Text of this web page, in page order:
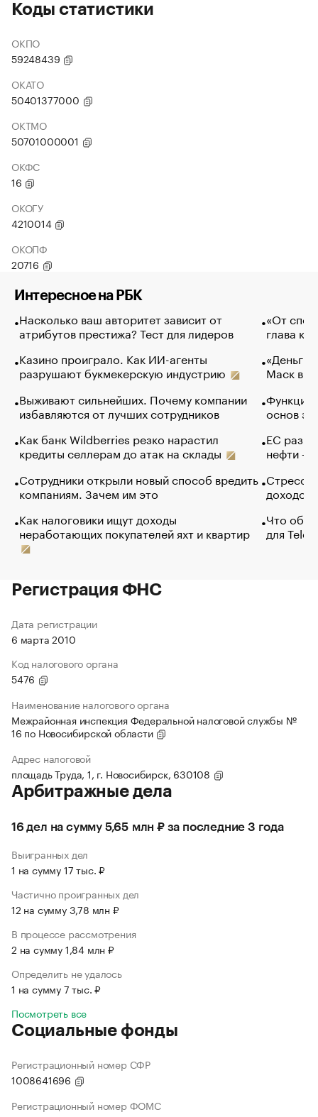
Коды статистики
ОКПО
59248439
ОКАТО
50401377000
ОКТМО
50701000001
ОКФС
16
ОКОГУ
4210014
ОКОПФ
20716
Интересное на РБК
Насколько ваш авторитет зависит от
атрибутов престижа? Тест для лидеров
Казино проиграло. Как ИИ-агенты
разрушают букмекерскую индустрию
Выживают сильнейших. Почему компании
избавляются от лучших сотрудников
Как банк Wildberries резко нарастил
кредиты селлерам до атак на склады
Сотрудники открыли новый способ вредить
компаниям. Зачем им это
Как налоговики ищут доходы
неработающих покупателей яхт и квартир
«От
глава
«Деньги
Маск в
Функции
основ
ЕС
нефти —
Стресс
доходов
Что
для
Регистрация ФНС
Дата регистрации
6 марта 2010
Код налогового органа
5476
Наименование налогового органа
Межрайонная инспекция Федеральной налоговой службы №
16 по Новосибирской области
Адрес налоговой
площадь Труда, 1, г. Новосибирск, 630108
Арбитражные дела
16 дел на сумму 5,65 млн ₽ за последние 3 года
Выигранных дел
1 на сумму 17 тыс. ₽
Частично проигранных дел
12 на сумму 3,78 млн ₽
В процессе рассмотрения
2 на сумму 1,84 млн ₽
Определить не удалось
1 на сумму 7 тыс. ₽
Посмотреть все
Социальные фонды
Регистрационный номер СФР
1008641696
Регистрационный номер ФОМС